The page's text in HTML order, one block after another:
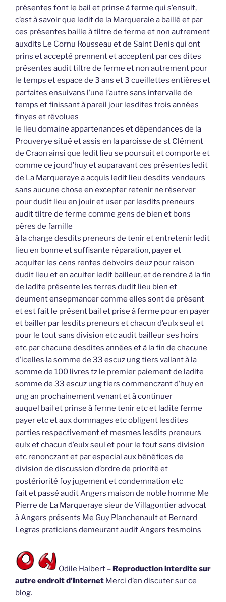
présentes font le bail et prinse à ferme qui s’ensuit,
c’est à savoir que ledit de la Marqueraie a baillé et par
ces présentes baille à tiltre de ferme et non autrement
auxdits Le Cornu Rousseau et de Saint Denis qui ont
prins et accepté prennent et acceptent par ces dites
présentes audit tiltre de ferme et non autrement pour
le temps et espace de 3 ans et 3 cueillettes entières et
parfaites ensuivans l’une l’autre sans intervalle de
temps et finissant à pareil jour lesdites trois années
finyes et révolues
le lieu domaine appartenances et dépendances de la
Prouverye situé et assis en la paroisse de st Clément
de Craon ainsi que ledit lieu se poursuit et comporte et
comme ce jourd’huy et auparavant ces présentes ledit
de La Marqueraye a acquis ledit lieu desdits vendeurs
sans aucune chose en excepter retenir ne réserver
pour dudit lieu en jouir et user par lesdits preneurs
audit tiltre de ferme comme gens de bien et bons
pères de famille
à la charge desdits preneurs de tenir et entretenir ledit
lieu en bonne et suffisante réparation, payer et
acquiter les cens rentes debvoirs deuz pour raison
dudit lieu et en acuiter ledit bailleur, et de rendre à la fin
de ladite présente les terres dudit lieu bien et
deument ensepmancer comme elles sont de présent
et est fait le présent bail et prise à ferme pour en payer
et bailler par lesdits preneurs et chacun d’eulx seul et
pour le tout sans division etc audit bailleur ses hoirs
etc par chacune desdites années et à la fin de chacune
d’icelles la somme de 33 escuz ung tiers vallant à la
somme de 100 livres tz le premier paiement de ladite
somme de 33 escuz ung tiers commenczant d’huy en
ung an prochainement venant et à continuer
auquel bail et prinse à ferme tenir etc et ladite ferme
payer etc et aux dommages etc obligent lesdites
parties respectivement et mesmes lesdits preneurs
eulx et chacun d’eulx seul et pour le tout sans division
etc renonczant et par especial aux bénéfices de
division de discussion d’ordre de priorité et
postériorité foy jugement et condemnation etc
fait et passé audit Angers maison de noble homme Me
Pierre de La Marqueraye sieur de Villagontier advocat
à Angers présents Me Guy Planchenault et Bernard
Legras praticiens demeurant audit Angers tesmoins
Odile Halbert – Reproduction interdite sur
autre endroit d’Internet Merci d’en discuter sur ce
blog.